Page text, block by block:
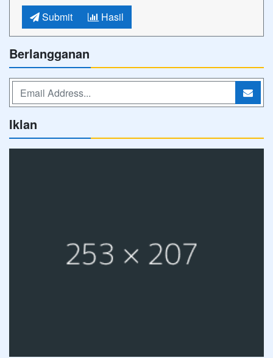
Submit Hasil
Berlangganan
Iklan